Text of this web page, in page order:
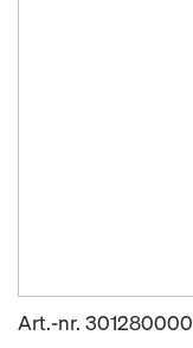
Art.-nr. 301280000